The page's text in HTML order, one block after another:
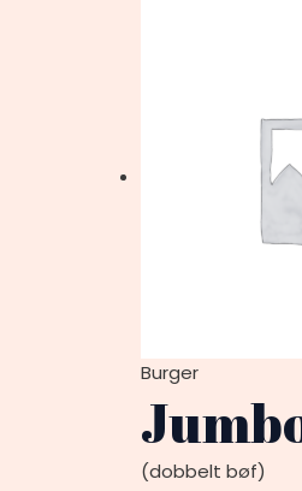
Burger
(dobbelt bøf)